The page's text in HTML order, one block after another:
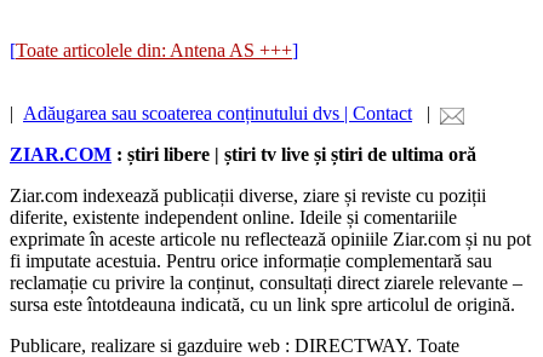
[Toate articolele din: Antena AS +++]
| Adăugarea sau scoaterea conținutului dvs | Contact |
ZIAR.COM : știri libere | știri tv live și știri de ultima oră
Ziar.com indexează publicații diverse, ziare și reviste cu poziții
diferite, existente independent online. Ideile și comentariile
exprimate în aceste articole nu reflectează opiniile Ziar.com și nu pot
fi imputate acestuia. Pentru orice informație complementară sau
reclamație cu privire la conținut, consultați direct ziarele relevante –
sursa este întotdeauna indicată, cu un link spre articolul de origină.
Publicare, realizare si gazduire web : DIRECTWAY. Toate